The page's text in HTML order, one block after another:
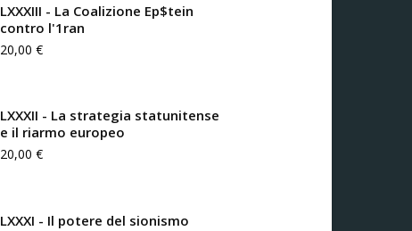
LXXXIII - La Coalizione Ep$tein
contro l'1ran
20,00 €
LXXXII - La strategia statunitense
e il riarmo europeo
20,00 €
LXXXI - Il potere del sionismo